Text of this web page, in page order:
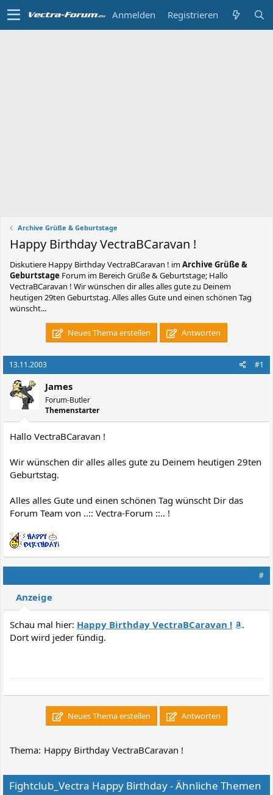
Anmelden Registrieren
Archive Grüße & Geburtstage
Happy Birthday VectraBCaravan !
Diskutiere Happy Birthday VectraBCaravan ! imArchive Grüße &
Geburtstage Forum im Bereich Grüße & Geburtstage; Hallo
VectraBCaravan ! Wir wünschen dir alles alles gute zu Deinem
heutigen 29ten Geburtstag. Alles alles Gute und einen schönen Tag
wünscht...
Neues Thema erstellen Antworten
13.11.2003 #1
James
Forum-Butler
Themenstarter
Hallo VectraBCaravan !
Wir wünschen dir alles alles gute zu Deinem heutigen 29ten
Geburtstag.
Alles alles Gute und einen schönen Tag wünscht Dir das
Forum Team von ..:: Vectra-Forum ::.. !
#
Anzeige
Schau mal hier: Happy Birthday VectraBCaravan !
.
Dort wird jeder fündig.
Neues Thema erstellen Antworten
Thema: Happy Birthday VectraBCaravan !
Fightclub_Vectra Happy Birthday - Ähnliche Themen